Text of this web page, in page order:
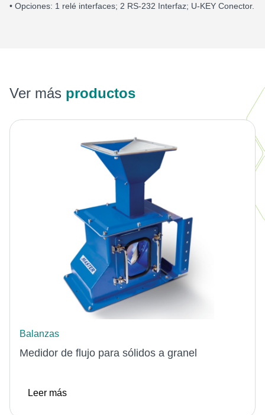
• Opciones: 1 relé interfaces; 2 RS-232 Interfaz; U-KEY Conector.
Ver más productos
Balanzas
Medidor de flujo para sólidos a granel
Leer más